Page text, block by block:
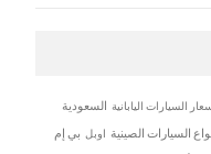
السيارات اليابانية السعودية
السيارات الصينية اوبل بي إم